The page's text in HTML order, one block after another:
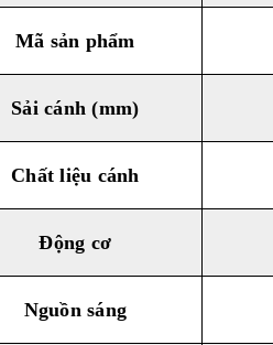
Mã sản phẩm
Sải cánh (mm)
Chất liệu cánh
Động cơ
Nguồn sáng